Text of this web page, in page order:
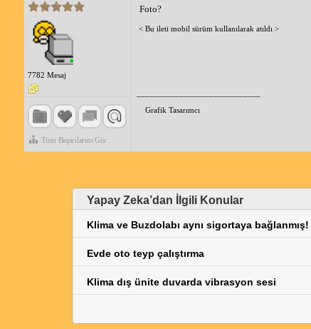
7782 Mesaj
Tüm Başarılarını Gör
Foto?
< Bu ileti mobil sürüm kullanılarak atıldı >
Grafik Tasarımcı
Yapay Zeka’dan İlgili Konular
Klima ve Buzdolabı aynı sigortaya bağlanmış!
Evde oto teyp çalıştırma
Klima dış ünite duvarda vibrasyon sesi